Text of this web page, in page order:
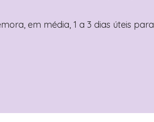
em média, 1 a 3 dias úteis para